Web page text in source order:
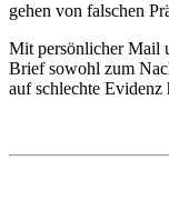
gehen von falschen
Mit persönlicher Mail
Brief sowohl zum
auf schlechte Evidenz